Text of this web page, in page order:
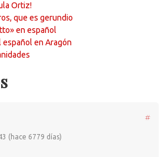
Ortiz!
que es gerundio
en español
en Aragón
#
(hace 6779 días)